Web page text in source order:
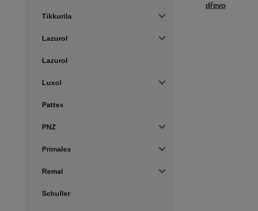
Tikkurila
Lazurol
Lazurol
Luxol
Pattex
PNZ
Primalex
Remal
Schuller
dřevo